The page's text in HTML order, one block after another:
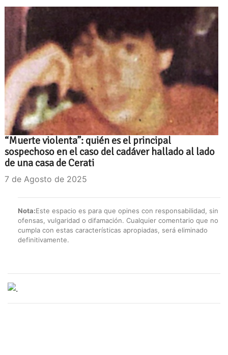
“Muerte violenta”: quién es el principal
sospechoso en el caso del cadáver hallado al lado
de una casa de Cerati
7 de Agosto de 2025
Nota:Este espacio es para que opines con responsabilidad, sin
ofensas, vulgaridad o difamación. Cualquier comentario que no
cumpla con estas características apropiadas, será eliminado
definitivamente.